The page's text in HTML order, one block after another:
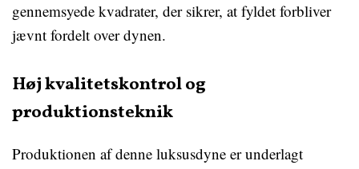
gennemsyede kvadrater, der sikrer, at fyldet forbliver
jævnt fordelt over dynen.
Høj kvalitetskontrol og
produktionsteknik
Produktionen af denne luksusdyne er underlagt